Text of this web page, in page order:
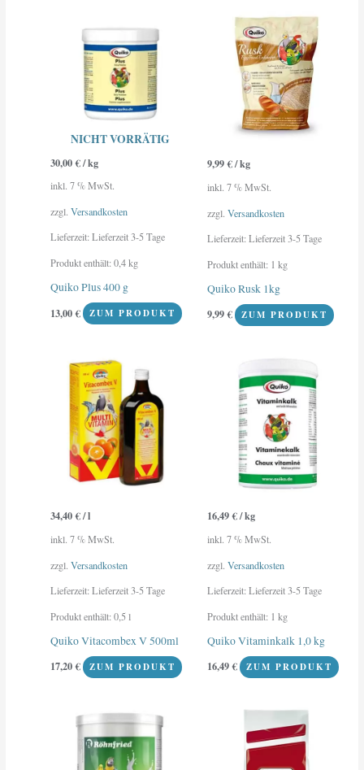
NICHT VORRÄTIG
30,00€/kg
inkl. 7 % MwSt.
zzgl.Versandkosten
Lieferzeit:Lieferzeit 3-5 Tage
Produkt enthält: 0,4kg
Quiko Plus 400 g
13,00€ ZUM PRODUKT
9,99€/kg
inkl. 7 % MwSt.
zzgl. Versandkosten
Lieferzeit:Lieferzeit 3-5 Tage
Produkt enthält: 1 kg
Quiko Rusk 1kg
9,99€ ZUM PRODUKT
34,40€/l
inkl. 7 % MwSt.
zzgl.Versandkosten
Lieferzeit:Lieferzeit 3-5 Tage
Produkt enthält: 0,5l
Quiko Vitacombex V 500ml
17,20€ ZUM PRODUKT
16,49€/kg
inkl. 7 % MwSt.
zzgl. Versandkosten
Lieferzeit:Lieferzeit 3-5 Tage
Produkt enthält: 1 kg
Quiko Vitaminkalk 1,0 kg
16,49€ ZUM PRODUKT